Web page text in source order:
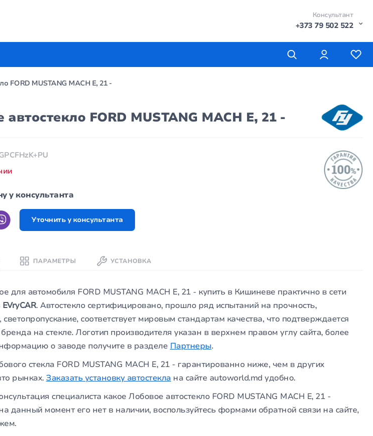
Консультант
+373 79 502 522
FORD MUSTANG MACH E, 21 -
FORD MUSTANG MACH E, 21 -
у консультанта
Уточнить у консультанта
ПАРАМЕТРЫ УСТАНОВКА
для автомобиля FORD MUSTANG MACH E, 21 - купить в Кишиневе практично в сети
EVryCAR. Автостекло сертифицировано, прошло ряд испытаний на прочность,
светопропускание, соответствует мировым стандартам качества, что подтверждается
на стекле. Логотип производителя указан в верхнем правом углу сайта, более
о заводе получите в разделе Партнеры.
стекла FORD MUSTANG MACH E, 21 - гарантированно ниже, чем в других
рынках.Заказать установку автостекла на сайте autoworld.md удобно.
специалиста какое Лобовое автостекло FORD MUSTANG MACH E, 21 -
данный момент его нет в наличии, воспользуйтесь формами обратной связи на сайте,